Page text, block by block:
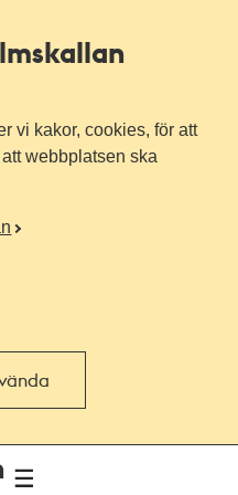
vi kakor, cookies, för att
webbplatsen ska